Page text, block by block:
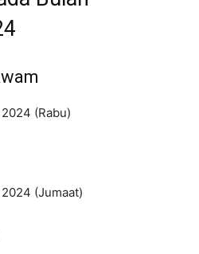
(Rabu)
(Jumaat)